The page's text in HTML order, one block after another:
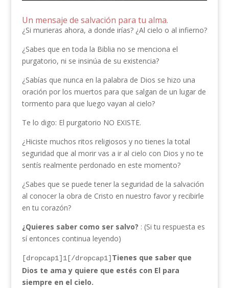
Un mensaje de salvación para tu alma.
¿Si murieras ahora, a donde irías? ¿Al cielo o al infierno?
¿Sabes que en toda la Biblia no se menciona el
purgatorio, ni se insinúa de su existencia?
¿Sabías que nunca en la palabra de Dios se hizo una
oración por los muertos para que salgan de un lugar de
tormento para que luego vayan al cielo?
Te lo digo: El purgatorio NO EXISTE.
¿Hiciste muchos ritos religiosos y no tienes la total
seguridad que al morir vas a ir al cielo con Dios y no te
sentís realmente perdonado en este momento?
¿Sabes que se puede tener la seguridad de la salvación
al conocer la obra de Cristo en nuestro favor y recibirle
en tu corazón?
¿Quieres saber como ser salvo? : (Si tu respuesta es
sí entonces continua leyendo)
[dropcap1]1[/dropcap1] Tienes que saber que
Dios te ama y quiere que estés con El para
siempre en el cielo.